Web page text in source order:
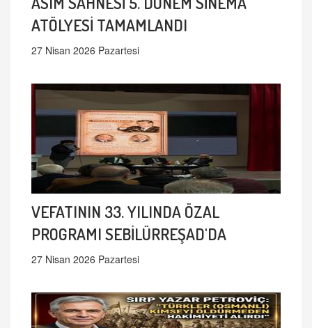
ATÖLYESİ TAMAMLANDI
27 Nisan 2026 Pazartesi
VEFATININ 33. YILINDA ÖZAL
PROGRAMI SEBİLÜRREŞAD'DA
27 Nisan 2026 Pazartesi